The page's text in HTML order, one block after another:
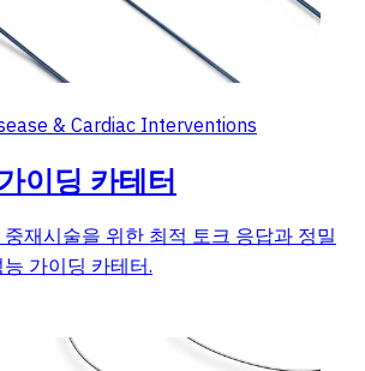
& Cardiac Interventions
이딩 카테터
재시술을 위한 최적 토크 응답과 정밀
가이딩 카테터.